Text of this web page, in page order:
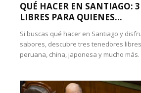
QUÉ HACER EN SANTIAGO:
LIBRES PARA QUIENES...
Si buscas qué hacer en Santiago y
sabores, descubre tres tenedores
peruana, china, japonesa y mucho más.